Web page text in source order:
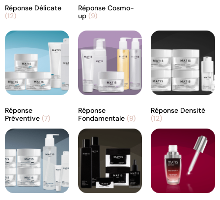
Réponse Délicate
(12)
Réponse Cosmo-
up (9)
Réponse
Préventive (7)
Réponse
Fondamentale (9)
Réponse Densité
(12)